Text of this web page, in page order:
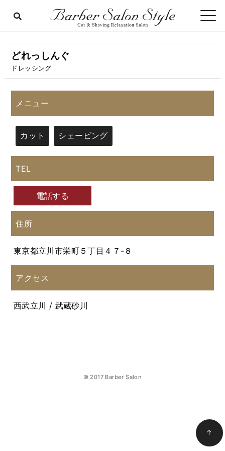
どれっしんぐ
ドレッシング
メニュー
カット シェービング
TEL
電話する
住所
東京都立川市栄町５丁目４７-８
アクセス
西武立川 / 武蔵砂川
© 2017 Barber Salon
↑